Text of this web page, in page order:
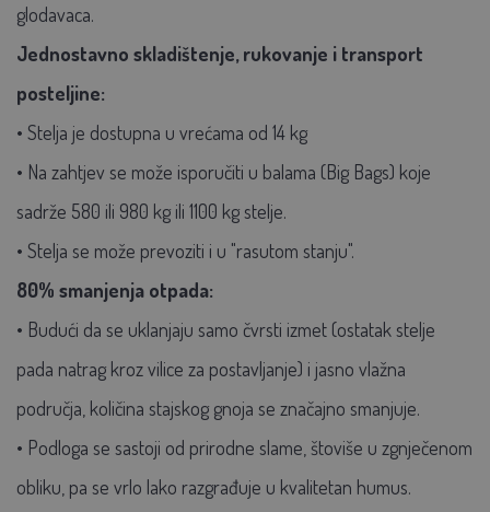
glodavaca.
Jednostavno skladištenje, rukovanje i transport
posteljine:
• Stelja je dostupna u vrećama od 14 kg
• Na zahtjev se može isporučiti u balama (Big Bags) koje
sadrže 580 ili 980 kg ili 1100 kg stelje.
• Stelja se može prevoziti i u "rasutom stanju".
80% smanjenja otpada:
• Budući da se uklanjaju samo čvrsti izmet (ostatak stelje
pada natrag kroz vilice za postavljanje) i jasno vlažna
područja, količina stajskog gnoja se značajno smanjuje.
• Podloga se sastoji od prirodne slame, štoviše u zgnječenom
obliku, pa se vrlo lako razgrađuje u kvalitetan humus.